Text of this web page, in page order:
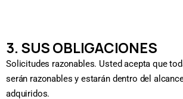
3. SUS OBLIGACIONES
Solicitudes razonables. Usted acepta que
serán razonables y estarán dentro del
adquiridos.